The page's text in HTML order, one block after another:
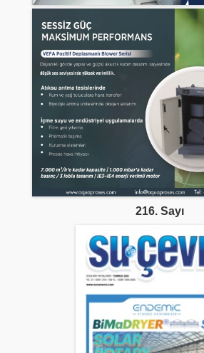
216. Sayı